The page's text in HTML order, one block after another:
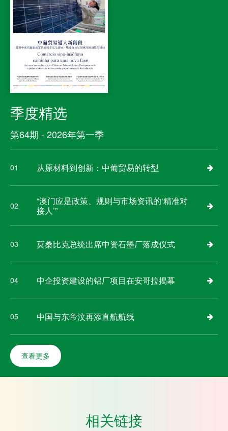
季度精选
第64期 - 2026年第一季
01 从原材料到创新：中葡贸易的转型
02
“澳门应是政策、规则与市场资讯的‘精准对
接人’”
03 莫桑比克总统出席中资石墨厂落成仪式
04 中企投资建设的铝厂项目在安哥拉揭幕
05 中国与东帝汶再添直航航线
查看更多
相关链接